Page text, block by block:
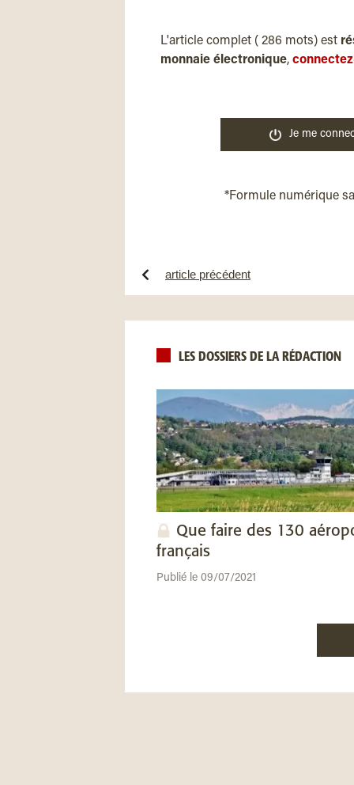
L'article complet ( 286 mots) est
monnaie électronique,
Je me
*Formule numérique
article précédent
LES DOSSIERS DE LA RÉDACTION
Que faire des 130
français
Publié le 09/07/2021